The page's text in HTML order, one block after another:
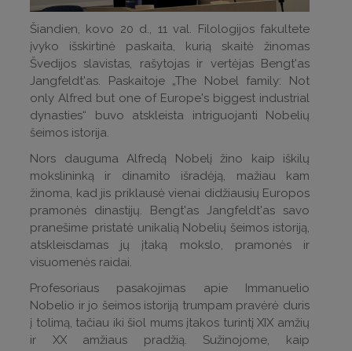
Šiandien, kovo 20 d., 11 val. Filologijos fakultete
įvyko išskirtinė paskaita, kurią skaitė žinomas
Švedijos slavistas, rašytojas ir vertėjas Bengt'as
Jangfeldt'as. Paskaitoje „The Nobel family: Not
only Alfred but one of Europe's biggest industrial
dynasties“ buvo atskleista intriguojanti Nobelių
šeimos istorija.
Nors dauguma Alfredą Nobelį žino kaip iškilų
mokslininką ir dinamito išradėją, mažiau kam
žinoma, kad jis priklausė vienai didžiausių Europos
pramonės dinastijų. Bengt'as Jangfeldt'as savo
pranešime pristatė unikalią Nobelių šeimos istoriją,
atskleisdamas jų įtaką mokslo, pramonės ir
visuomenės raidai.
Profesoriaus pasakojimas apie Immanuelio
Nobelio ir jo šeimos istoriją trumpam pravėrė duris
į tolimą, tačiau iki šiol mums įtakos turintį XIX amžių
ir XX amžiaus pradžią. Sužinojome, kaip